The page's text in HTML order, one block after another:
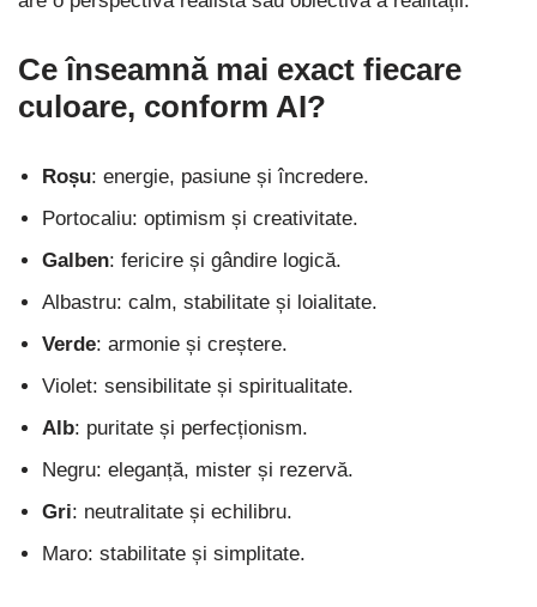
Ce înseamnă mai exact fiecare
culoare, conform AI?
Roșu: energie, pasiune și încredere.
Portocaliu: optimism și creativitate.
Galben: fericire și gândire logică.
Albastru: calm, stabilitate și loialitate.
Verde: armonie și creștere.
Violet: sensibilitate și spiritualitate.
Alb: puritate și perfecționism.
Negru: eleganță, mister și rezervă.
Gri: neutralitate și echilibru.
Maro: stabilitate și simplitate.